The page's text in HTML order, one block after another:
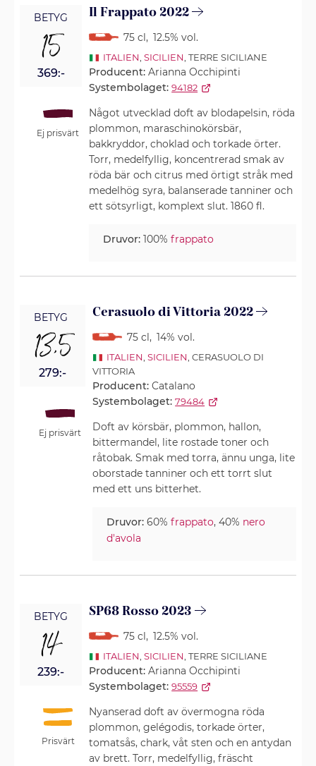
BETYG
15
369:-
Ej prisvärt
Il Frappato 2022
75 cl, 12.5% vol.
ITALIEN SICILIEN , TERRE SICILIANE
Producent:Arianna Occhipinti
Systembolaget: 94182
Något utvecklad doft av blodapelsin, röda
plommon, maraschinokörsbär,
bakkryddor, choklad och torkade örter.
Torr, medelfyllig, koncentrerad smak av
röda bär och citrus med örtigt stråk med
medelhög syra, balanserade tanniner och
ett sötsyrligt, komplext slut. 1860 fl.
Druvor: 100%frappato
BETYG
13,5
279:-
Ej prisvärt
Cerasuolo di Vittoria 2022
75 cl, 14% vol.
ITALIEN SICILIEN , CERASUOLO DI
VITTORIA
Producent:Catalano
Systembolaget: 79484
Doft av körsbär, plommon, hallon,
bittermandel, lite rostade toner och
råtobak. Smak med torra, ännu unga, lite
oborstade tanniner och ett torrt slut
med ett uns bitterhet.
Druvor: 60%frappato, 40% nero
d'avola
BETYG
14
239:-
Prisvärt
SP68 Rosso 2023
75 cl, 12.5% vol.
ITALIEN SICILIEN , TERRE SICILIANE
Producent:Arianna Occhipinti
Systembolaget: 95559
Nyanserad doft av övermogna röda
plommon, gelégodis, torkade örter,
tomatsås, chark, våt sten och en antydan
av brett. Torr, medelfyllig, fräscht